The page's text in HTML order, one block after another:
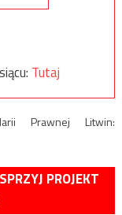
Tutaj
Prawnej Litwin:
PROJEKT